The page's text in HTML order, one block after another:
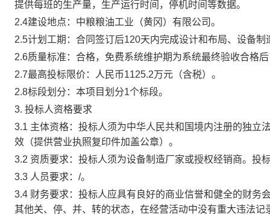
提供每班的生产量，生产运行时间，停机时间等数据。
2.4建设地点：中粮粮油工业（黄冈）有限公司。
2.5计划工期：合同签订后120天内完成设计和布局、设备
2.6质量标准：合格，免费系统维护期为系统最终验收合格
2.7最高投标限价：人民币1125.2万元（含税）。
2.8标段划分：本项目划分1个标段。
3. 投标人资格要求
3.1 主体资格：投标人须为中华人民共和国境内注册的独立
效（提供营业执照复印件加盖公章）。
3.2 资质要求：投标人须为设备制造厂家或授权经销商。投
3.3 人员要求： /。
3.4 财务要求：投标人应具有良好的商业信誉和健全的财务
其他关、停、并、转的状态，在经营活动中没有重大违法